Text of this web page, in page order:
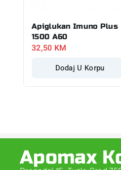
Apiglukan Imuno Plus
1500 A60
32,50 KM
Dodaj U Korpu
Apomax